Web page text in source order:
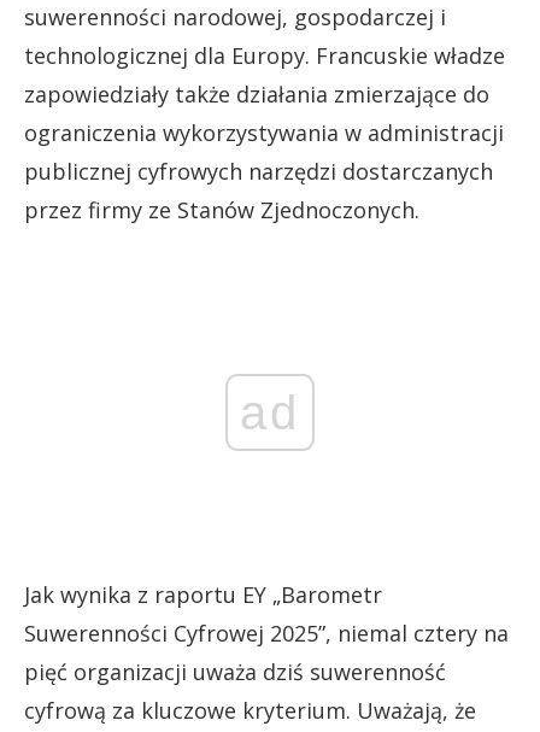
suwerenności narodowej, gospodarczej i
technologicznej dla Europy. Francuskie władze
zapowiedziały także działania zmierzające do
ograniczenia wykorzystywania w administracji
publicznej cyfrowych narzędzi dostarczanych
przez firmy ze Stanów Zjednoczonych.
ad
Jak wynika z raportu EY „Barometr
Suwerenności Cyfrowej 2025”, niemal cztery na
pięć organizacji uważa dziś suwerenność
cyfrową za kluczowe kryterium. Uważają, że